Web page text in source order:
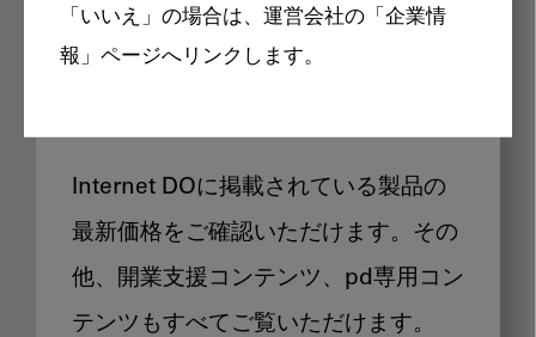
「いいえ」の場合は、運営会社の「企業情
報」ページへリンクします。
Internet DOに掲載されている
製品価格も閲覧可能
Internet DOに掲載されている製品の
最新価格をご確認いただけます。その
他、開業支援コンテンツ、pd専用コン
テンツもすべてご覧いただけます。